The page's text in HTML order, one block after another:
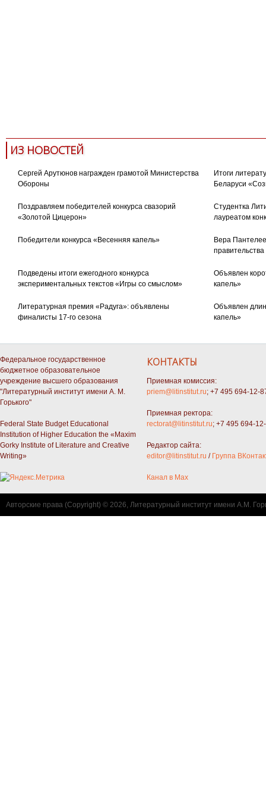
ИЗ НОВОСТЕЙ
Сергей Арутюнов награжден грамотой Министерства
Обороны
Итоги
Беларуси
Поздравляем победителей конкурса свазорий
«Золотой Цицерон»
Студентка
лауреатом
Победители конкурса «Весенняя капель»
Вера
Подведены итоги ежегодного конкурса
экспериментальных текстов «Игры со смыслом»
Объявлен
капель»
Литературная премия «Радуга»: объявлены
финалисты 17-го сезона
Объявлен
капель»
Федеральное государственное
бюджетное образовательное
учреждение высшего образования
"Литературный институт имени А. М.
Горького"
Federal State Budget Educational
Institution of Higher Education the «Maxim
Gorky Institute of Literature and Creative
Writing»
КОНТАКТЫ
Приемная комиссия:
priem@litinstitut.ru; +7 495 694-12-
Приемная ректора:
rectorat@litinstitut.ru; +7 495 694-
Редактор сайта:
editor@litinstitut.ru / Группа
Канал в Max
Авторские права (Copyright) © 2026, Литературный институт имени А.М.